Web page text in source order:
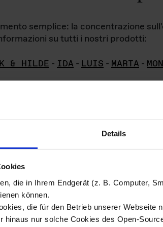
Details
die in Ihrem Endgerät (z. B. Computer,
können.
die für den Betrieb unserer Webseite
hinaus nur solche Cookies des Open-
semplice: la concentrazione
su tutti i nostri prodotti:
& HILDE - IDA - LUIS - MARTA -
di
materiale fotografico sono